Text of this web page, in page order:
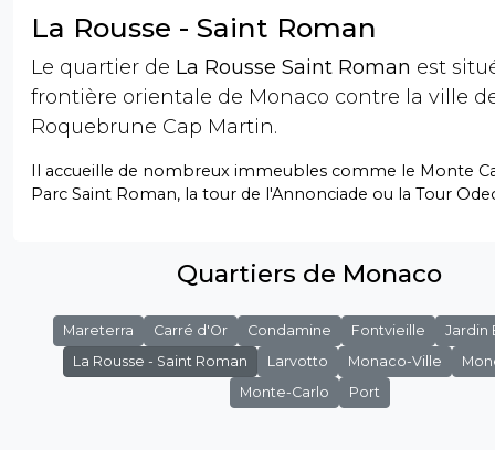
La Rousse - Saint Roman
Le quartier de La Rousse Saint Roman est
frontière orientale de Monaco contre la ville
Roquebrune Cap Martin.
Il accueille de nombreux immeubles comme le Monte
Parc Saint Roman, la tour de l'Annonciade ou la Tour
Quartiers de Monaco
Mareterra Carré d'Or Condamine Fontvieille
Jardin
La Rousse - Saint Roman
Larvotto Monaco-Ville
Monte-Carlo
Port